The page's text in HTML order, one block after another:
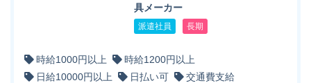
具メーカー
派遣社員 長期
時給1000円以上
時給1200円以上
日給10000円以上
日払い可
交通費支給